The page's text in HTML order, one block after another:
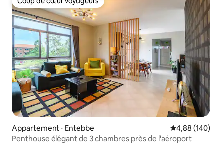
Coup de cœur voyageurs
Appartement ⋅ Entebbe Évaluation
4,88 (140)
Penthouse élégant de 3 chambres près de l'aéroport